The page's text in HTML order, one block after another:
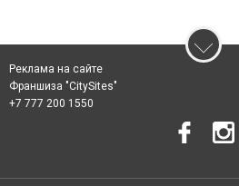
Реклама на сайте
Франшиза "CitySites"
+7 777 200 1550